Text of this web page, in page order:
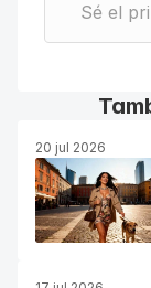
Sé el
20 jul 2026